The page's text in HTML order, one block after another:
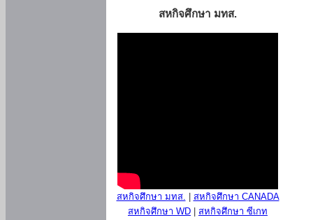
สหกิจศึกษา มทส.
สหกิจศึกษา มทส.
สหกิจศึกษา CANADA
สหกิจศึกษา WD
สหกิจศึกษา ซีเกท